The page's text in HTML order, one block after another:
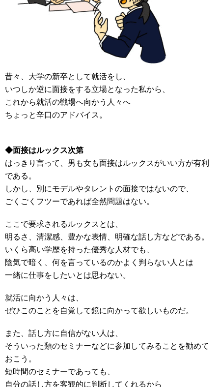
昔々、大学の新卒として就活をし、
いつしか逆に面接をする立場となった私から、
これから就活の戦場へ向かう人々へ
ちょっと辛口のアドバイス。
◆面接はルックス次第
はっきり言って、男も女も面接はルックスがいい方が有利
である。
しかし、別にモデルやタレントの面接ではないので、
ごくごくフツーであれば全然問題はない。
ここで要求されるルックスとは、
明るさ、清潔感、豊かな表情、明確な話し方などである。
いくら高い学歴を持った優秀な人材でも、
陰気で暗く、何を言っているのかよく判らない人とは
一緒に仕事をしたいとは思わない。
就活に向かう人々は、
ぜひこのことを自覚して鏡に向かって欲しいものだ。
また、話し方に自信がない人は、
そういった類のセミナーなどに参加してみることを勧めて
おこう。
短時間のセミナーであっても、
自分の話し方を客観的に判断してくれるから